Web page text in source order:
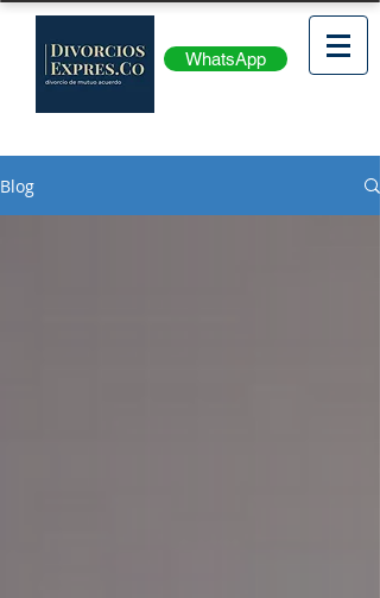
WhatsApp
Blog